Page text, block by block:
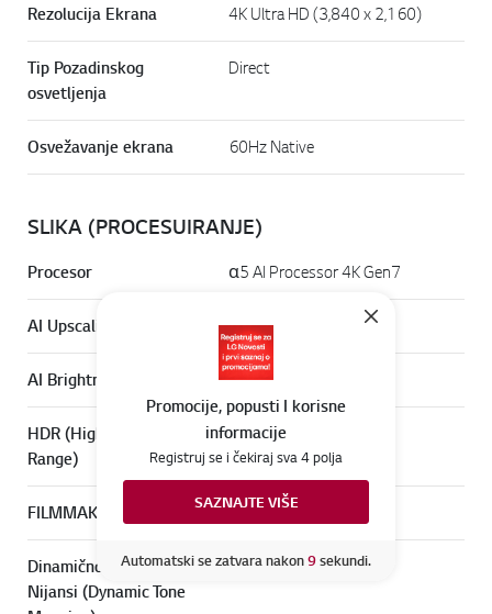
Rezolucija Ekrana 4K Ultra HD (3,840 x 2,160)
Tip Pozadinskog
osvetljenja
Direct
Osvežavanje ekrana 60Hz Native
SLIKA (PROCESUIRANJE)
Procesor α5 AI Processor 4K Gen7
AI Upscaling 4K Upscaling
AI Brightness Control Da
HDR (High Dynamic
Range)
HDR10 / HLG
FILMMAKER MODE™ Da
Dinamično Mapiranje
Nijansi (Dynamic Tone
Da
Online Chat
Promocije, popusti I korisne
informacije
Registruj se i čekiraj sva 4 polja
SAZNAJTE VIŠE
Automatski se zatvara nakon7sekundi.